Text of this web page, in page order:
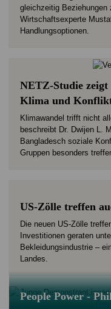
gleichzeitig Beziehungen
Wirtschaftsexperte
Handlungsoptionen.
NETZ-Studie zeigt
Klima und
Klimawandel trifft nicht
beschreibt Dr. Dwijen L.
Bangladesch soziale
Gruppen besonders
US-Zölle treffen
Die neuen US-Zölle
Investitionen geraten
Bekleidungsindustrie –
Landes.
People Power -